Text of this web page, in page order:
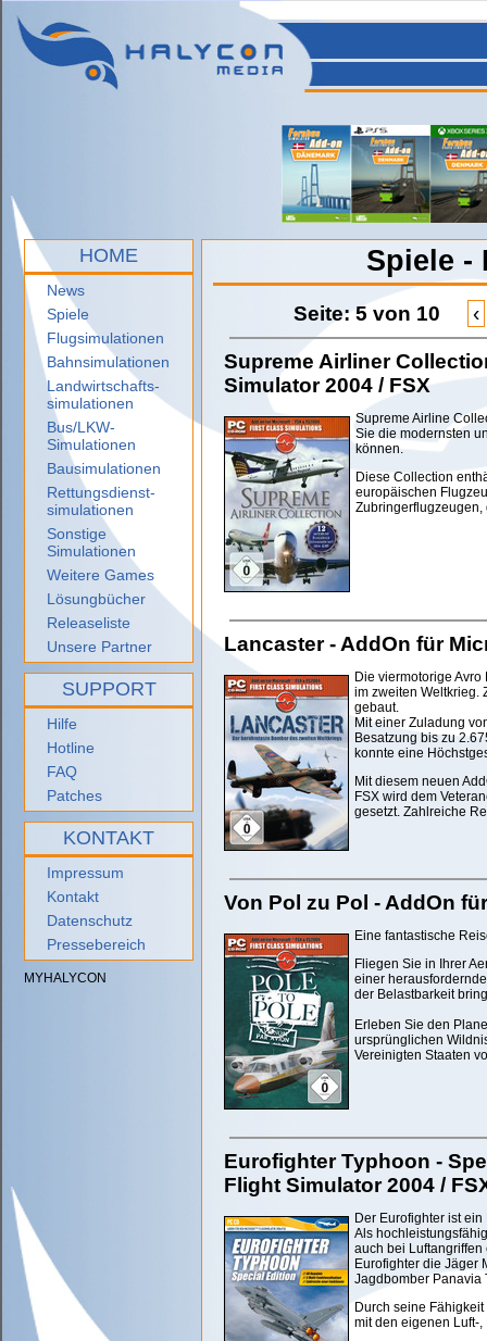
HOME
News
Spiele
Flugsimulationen
Bahnsimulationen
Landwirtschafts-
simulationen
Bus/LKW-
Simulationen
Bausimulationen
Rettungsdienst-
simulationen
Sonstige
Simulationen
Weitere Games
Lösungbücher
Releaseliste
Unsere Partner
SUPPORT
Hilfe
Hotline
FAQ
Patches
KONTAKT
Impressum
Kontakt
Datenschutz
Pressebereich
MYHALYCON
Spiele -
Seite: 5 von 10 ‹
Supreme Airliner
Simulator 2004 / FSX
Supreme Airline
Sie die modernsten
können.
Diese Collection
europäischen
Zubringerflugzeugen,
Lancaster - AddOn für
Die viermotorige
im zweiten Weltkrieg.
gebaut.
Mit einer Zuladung
Besatzung bis zu
konnte eine
Mit diesem neuen
FSX wird dem
gesetzt. Zahlreiche
Von Pol zu Pol - AddOn
Eine fantastische
Fliegen Sie in Ihrer
einer
der Belastbarkeit
Erleben Sie den
ursprünglichen
Vereinigten Staaten
Eurofighter Typhoon -
Flight Simulator 2004 /
Der Eurofighter ist
Als
auch bei Luftangriffen
Eurofighter die Jäger
Jagdbomber Panavia
Durch seine
mit den eigenen Luft-